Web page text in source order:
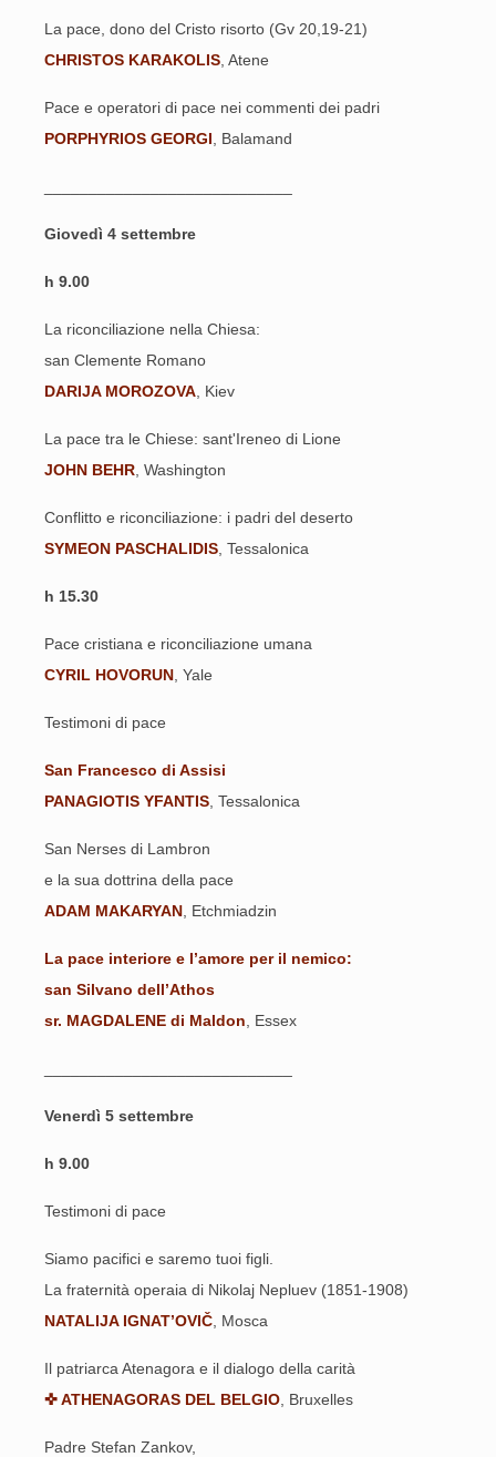
La pace, dono del Cristo risorto (Gv 20,19-21)
CHRISTOS KARAKOLIS , Atene
Pace e operatori di pace nei commenti dei padri
PORPHYRIOS GEORGI , Balamand
Giovedì 4 settembre
h 9.00
La riconciliazione nella Chiesa:
san Clemente Romano
DARIJA MOROZOVA , Kiev
La pace tra le Chiese: sant'Ireneo di Lione
JOHN BEHR , Washington
Conflitto e riconciliazione: i padri del deserto
SYMEON PASCHALIDIS , Tessalonica
h 15.30
Pace cristiana e riconciliazione umana
CYRIL HOVORUN , Yale
Testimoni di pace
San Francesco di Assisi
PANAGIOTIS YFANTIS , Tessalonica
San Nerses di Lambron
e la sua dottrina della pace
ADAM MAKARYAN , Etchmiadzin
La pace interiore e l’amore per il nemico:
san Silvano dell’Athos
sr. MAGDALENE di Maldon , Essex
Venerdì 5 settembre
h 9.00
Testimoni di pace
Siamo pacifici e saremo tuoi figli.
La fraternità operaia di Nikolaj Nepluev (1851-1908)
NATALIJA IGNAT’OVIČ , Mosca
Il patriarca Atenagora e il dialogo della carità
✜ ATHENAGORAS DEL BELGIO , Bruxelles
Padre Stefan Zankov,